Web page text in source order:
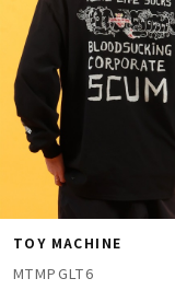
TOY MACHINE
MTMPGLT6